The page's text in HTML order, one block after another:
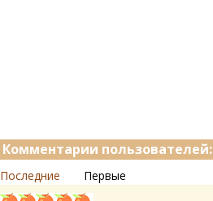
Комментарии пользователей:
Последние Первые